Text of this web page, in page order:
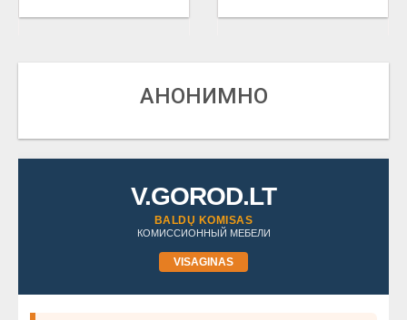
АНОНИМНО
V.GOROD.LT
BALDŲ KOMISAS
КОМИССИОННЫЙ МЕБЕЛИ
VISAGINAS